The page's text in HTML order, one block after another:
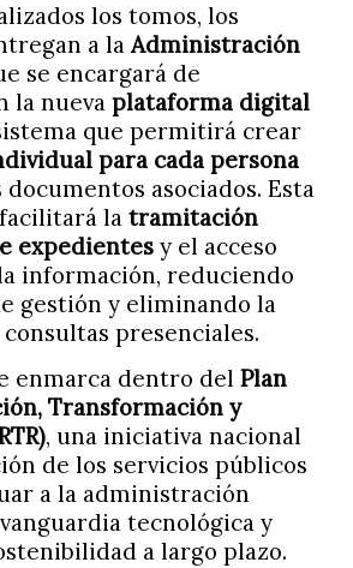
los tomos, los
a laAdministración
se encargará de
la nueva plataforma digital
que permitirá crear
para cada persona
documentos asociados. Esta
la tramitación
expedientes y el acceso
información, reduciendo
gestión y eliminando la
presenciales.
enmarca dentro del Plan
Transformación y
, una iniciativa nacional
de los servicios públicos
a la administración
tecnológica y
a largo plazo.